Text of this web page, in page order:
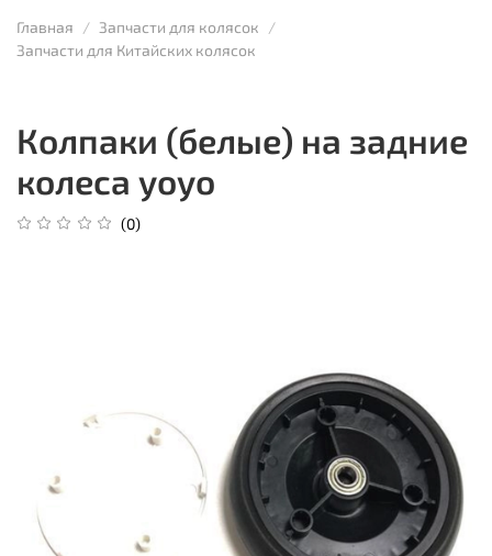
Главная
Запчасти для колясок
Запчасти для Китайских колясок
Колпаки (белые) на задние
колеса yoyo
(0)